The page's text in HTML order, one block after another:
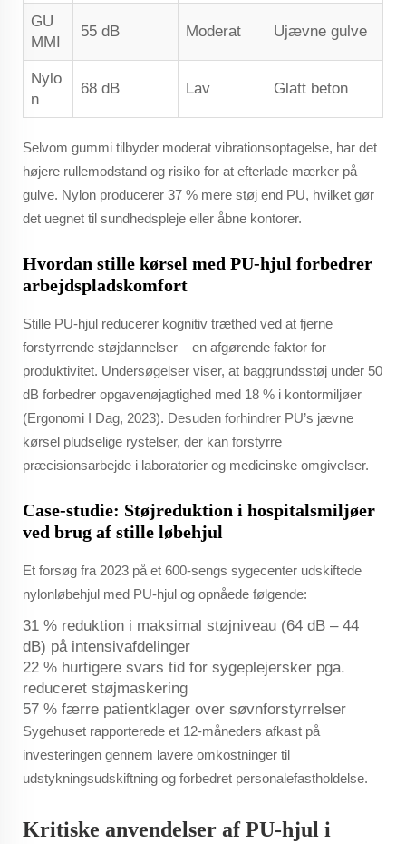
GU
MMI
55 dB Moderat Ujævne gulve
Nylo
n
68 dB Lav Glatt beton
Selvom gummi tilbyder moderat vibrationsoptagelse, har det
højere rullemodstand og risiko for at efterlade mærker på
gulve. Nylon producerer 37 % mere støj end PU, hvilket gør
det uegnet til sundhedspleje eller åbne kontorer.
Hvordan stille kørsel med PU-hjul forbedrer
arbejdspladskomfort
Stille PU-hjul reducerer kognitiv træthed ved at fjerne
forstyrrende støjdannelser – en afgørende faktor for
produktivitet. Undersøgelser viser, at baggrundsstøj under 50
dB forbedrer opgavenøjagtighed med 18 % i kontormiljøer
(Ergonomi I Dag, 2023). Desuden forhindrer PU’s jævne
kørsel pludselige rystelser, der kan forstyrre
præcisionsarbejde i laboratorier og medicinske omgivelser.
Case-studie: Støjreduktion i hospitalsmiljøer
ved brug af stille løbehjul
Et forsøg fra 2023 på et 600-sengs sygecenter udskiftede
nylonløbehjul med PU-hjul og opnåede følgende:
31 % reduktion i maksimal støjniveau (64 dB – 44
dB) på intensivafdelinger
22 % hurtigere svars tid for sygeplejersker pga.
reduceret støjmaskering
57 % færre patientklager over søvnforstyrrelser
Sygehuset rapporterede et 12-måneders afkast på
investeringen gennem lavere omkostninger til
udstykningsudskiftning og forbedret personalefastholdelse.
Kritiske anvendelser af PU-hjul i